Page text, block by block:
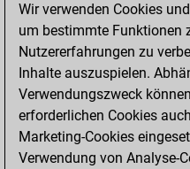
Bauernopfer
Matt auf vollem Brett
Bauer setzt Matt
Erstickte Matts
Unterverwandlungen
Türme auf der
Wir verwenden Cookies
um bestimmte Funktionen
Nutzererfahrungen zu
Inhalte auszuspielen.
Verwendungszweck
erforderlichen Cookies
Marketing-Cookies
Verwendung von Analyse-